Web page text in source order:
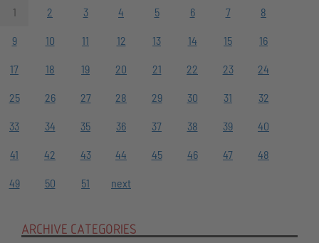
1 2 3 4 5 6 7 8
9 10 11 12 13 14 15 16
17 18 19 20 21 22 23 24
25 26 27 28 29 30 31 32
33 34 35 36 37 38 39 40
41 42 43 44 45 46 47 48
49 50 51 next
ARCHIVE CATEGORIES